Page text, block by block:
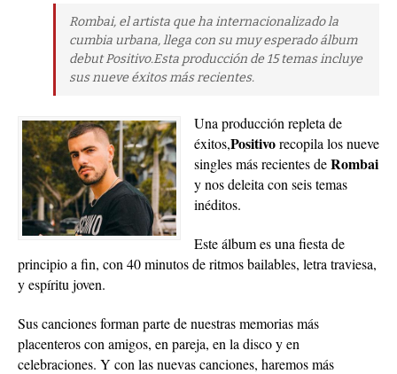
Rombai, el artista que ha internacionalizado la
cumbia urbana, llega con su muy esperado álbum
debut Positivo.Esta producción de 15 temas incluye
sus nueve éxitos más recientes.
Una producción repleta de
éxitos,Positivorecopila los nueve
singles más recientes deRombai
y nos deleita con seis temas
inéditos.
Este álbum es una fiesta de
principio a fin, con 40 minutos de ritmos bailables, letra traviesa,
y espíritu joven.
Sus canciones forman parte de nuestras memorias más
placenteros con amigos, en pareja, en la disco y en
celebraciones. Y con las nuevas canciones, haremos más